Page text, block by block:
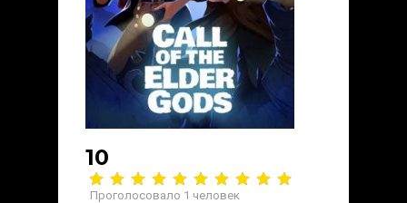
10
Проголосовало 1 человек